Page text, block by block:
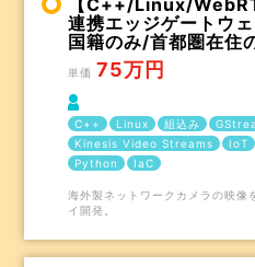
【C++/Linux/
連携エッジゲートウ
国籍のみ/首都圏在住
単価 75万円
C++
Linux 組込み
Kinesis Video Streams
IoT
Python
IaC
海外製ネットワークカメラの映像
イ開発。